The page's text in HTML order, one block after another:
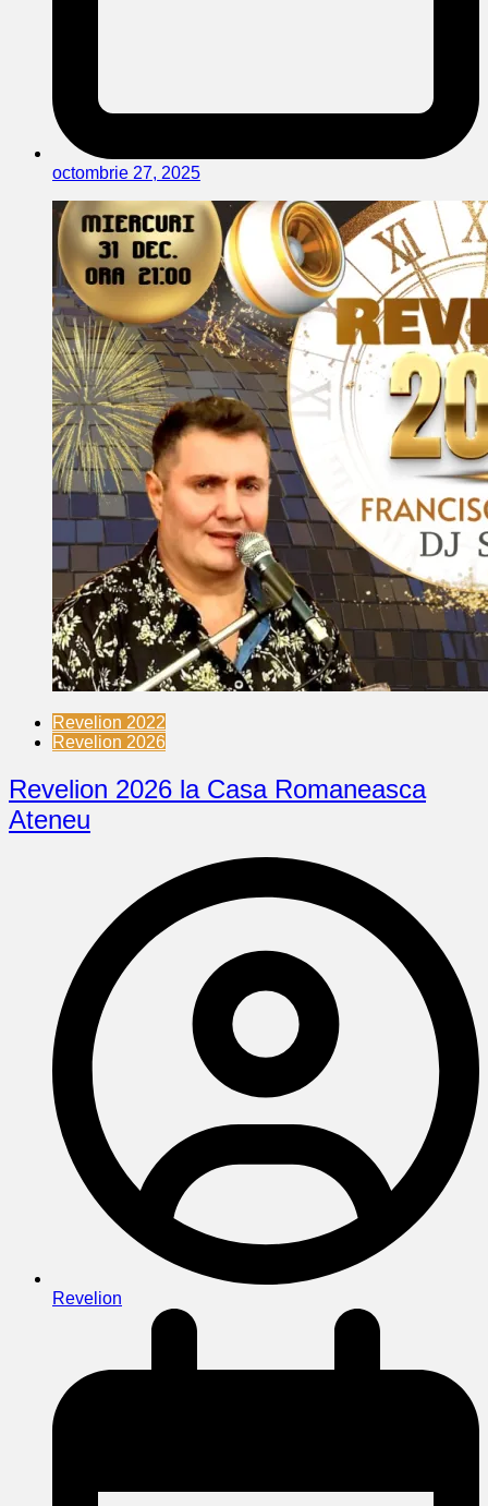
octombrie 27, 2025
Revelion 2022
Revelion 2026
Revelion 2026 la Casa Romaneasca
Ateneu
Revelion